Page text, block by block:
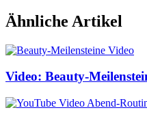
Ähnliche Artikel
Video: Beauty-